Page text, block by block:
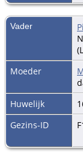
Vader
Moeder
Huwelijk
Gezins-ID